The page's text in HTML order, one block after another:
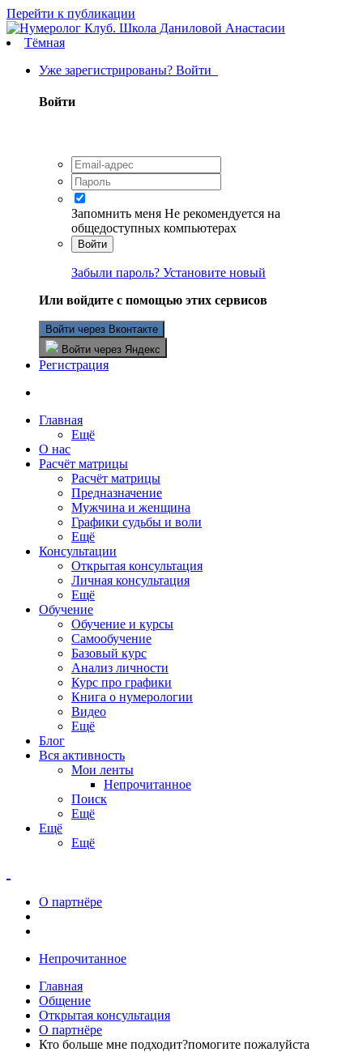
Перейти к публикации
Тёмная
Уже зарегистрированы? Войти
Войти
Запомнить меня Не рекомендуется на
общедоступных компьютерах
Войти
Забыли пароль? Установите новый
Или войдите с помощью этих сервисов
Войти через Вконтакте
Войти через Яндекс
Регистрация
Главная
Ещё
О нас
Расчёт матрицы
Расчёт матрицы
Предназначение
Мужчина и женщина
Графики судьбы и воли
Ещё
Консультации
Открытая консультация
Личная консультация
Ещё
Обучение
Обучение и курсы
Самообучение
Базовый курс
Анализ личности
Курс про графики
Книга о нумерологии
Видео
Ещё
Блог
Вся активность
Мои ленты
Непрочитанное
Поиск
Ещё
Ещё
Ещё
О партнёре
Непрочитанное
Главная
Общение
Открытая консультация
О партнёре
Кто больше мне подходит?помогите пожалуйста